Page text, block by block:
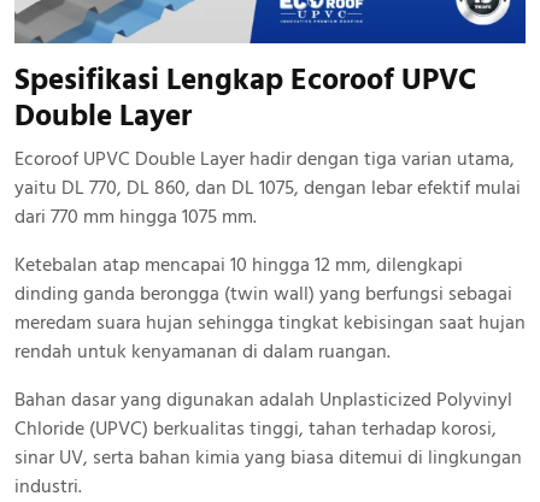
Spesifikasi Lengkap Ecoroof UPVC
Double Layer
Ecoroof UPVC Double Layer hadir dengan tiga varian utama,
yaitu DL 770, DL 860, dan DL 1075, dengan lebar efektif mulai
dari 770 mm hingga 1075 mm.
Ketebalan atap mencapai 10 hingga 12 mm, dilengkapi
dinding ganda berongga (twin wall) yang berfungsi sebagai
meredam suara hujan sehingga tingkat kebisingan saat hujan
rendah untuk kenyamanan di dalam ruangan.
Bahan dasar yang digunakan adalah Unplasticized Polyvinyl
Chloride (UPVC) berkualitas tinggi, tahan terhadap korosi,
sinar UV, serta bahan kimia yang biasa ditemui di lingkungan
industri.